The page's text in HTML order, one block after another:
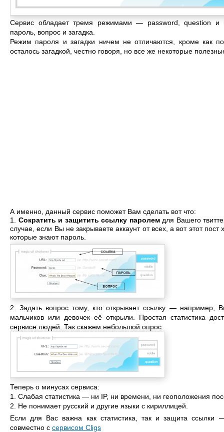
Сервис обладает тремя режимами — password, question и
пароль, вопрос и загадка.
Режим пароля и загадки ничем не отличаются, кроме как
осталось загадкой, честно говоря, но все же некоторые
А именно, данный сервис поможет Вам сделать вот что:
1. Сократить и защитить ссылку паролемдля Вашего
случае, если Вы не закрываете аккаунт от всех, а вот этот пост
которые знают пароль.
2. Задать вопрос тому, кто открывает ссылку — например,
мальчиков или девочек её открыли. Простая статистика
сервисе людей. Так скажем небольшой опрос.
Теперь о минусах сервиса:
1. Слабая статистика — ни IP, ни времени, ни геоположения
2. Не понимает русский и другие языки с кириллицей.
Если для Вас важна как статистика, так и защита ссылки
совместно с сервисом Cligs